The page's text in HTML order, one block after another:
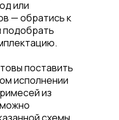
или
— обратись к
поставить
исполнении
из